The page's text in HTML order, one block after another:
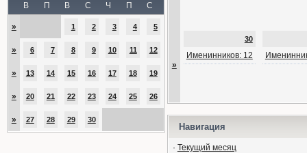
В П В С Ч П С
» 1 2 3 4 5
» 6 7 8 9 10 11 12
» 13 14 15 16 17 18 19
» 20 21 22 23 24 25 26
» 27 28 29 30
»
30
Именинников: 12
Навигация
· Текущий месяц